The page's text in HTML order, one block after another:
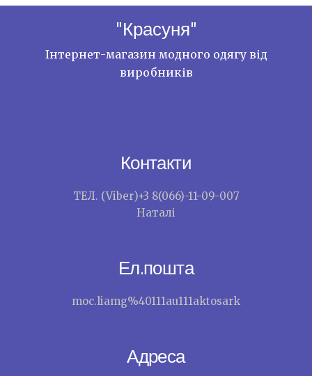
"Красуня"
Інтернет-магазин модного одягу від
виробників
Контакти
ТЕЛ. (Viber)+3 8(066)-11-09-007
Наталі
Ел.пошта
moc.liamg%40111au111aktosark
Адреса